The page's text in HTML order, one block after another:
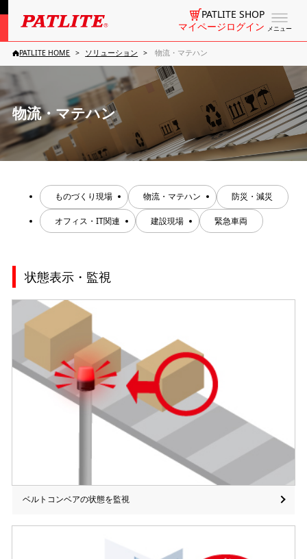
メニュー
PATLITE SHOP
マイページログイン
PATLITE HOME ソリューション 物流・マテハン
物流・マテハン
ものづくり現場 物流・マテハン 防災・減災
オフィス・IT関連 建設現場 緊急車両
状態表示・監視
ベルトコンベアの状態を監視